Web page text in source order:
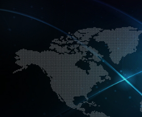
éclairage blanc led
Enseigne publicitaire
Fabriquant et distributeur français
gamme à base de LED.
led, Topledworld, top led world, top
économie énergie, edf, lumière,